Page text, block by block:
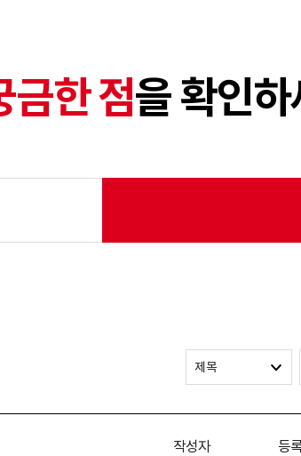
금한 점을 확인
제목
작성자 등